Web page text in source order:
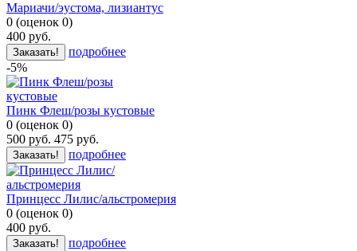
Мариачи/эустома, лизиантус
0 (оценок 0)
400 руб.
Заказать!
подробнее
-5%
Пинк Флеш/розы кустовые
0 (оценок 0)
500 руб. 475 руб.
Заказать! подробнее
Принцесс Лилис/альстромерия
0 (оценок 0)
400 руб.
Заказать!
подробнее